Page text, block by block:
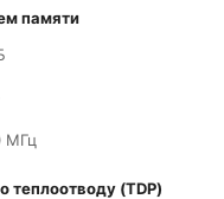
памяти
МГц
теплоотводу (TDP)